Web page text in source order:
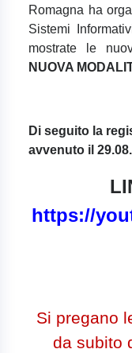
Romagna ha
Sistemi
mostrate le
NUOVA
Di seguito la
avvenuto il
https://
Si pregano
da subito